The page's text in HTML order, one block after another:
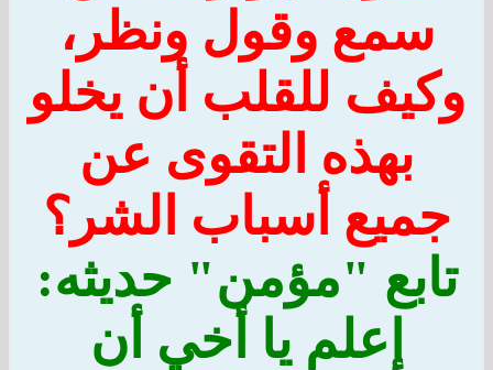
سمع وقول ونظر،
وكيف للقلب أن يخلو
بهذه التقوى عن
جميع أسباب الشر؟
تابع "مؤمن" حديثه:
إعلم يا أخي أن